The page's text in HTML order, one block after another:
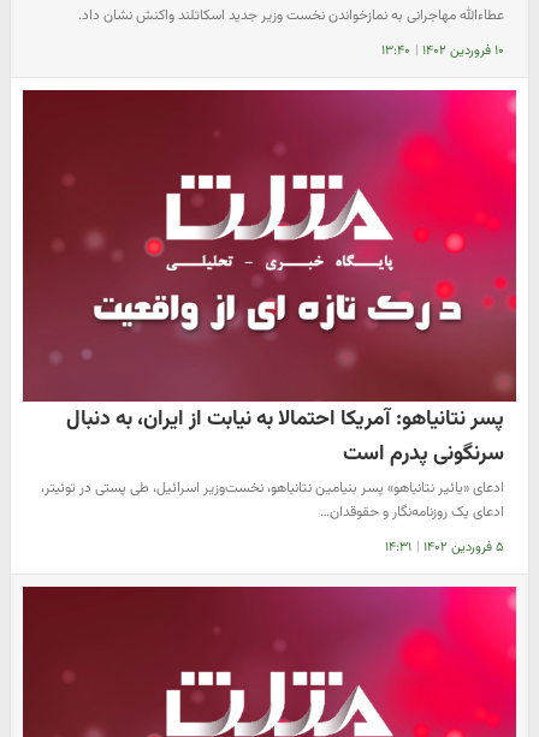
عطاءالله مهاجرانی به نمازخواندن نخست وزیر جدید اسکاتلند واکنش نشان داد.
۱۰ فروردین ۱۴۰۲ | ۱۳:۴۰
پسر نتانیاهو: آمریکا احتمالا به نیابت از ایران، به دنبال
سرنگونی پدرم است
ادعای «یائیر نتانیاهو» پسر بنیامین نتانیاهو، نخست‌وزیر اسرائیل، طی پستی در توئیتر،
ادعای یک روزنامه‌نگار و حقوقدان…
۵ فروردین ۱۴۰۲ | ۱۴:۳۱